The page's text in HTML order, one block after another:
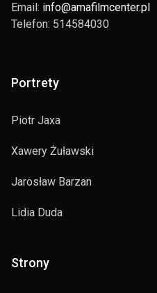
Email: info@amafilmcenter.pl
Telefon: 514584030
Portrety
Piotr Jaxa
Xawery Żuławski
Jarosław Barzan
Lidia Duda
Strony